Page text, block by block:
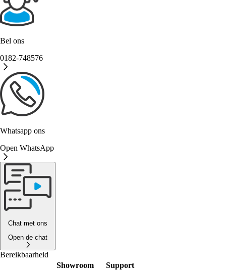
Bel ons
0182-748576
Whatsapp ons
Open WhatsApp
Chat met ons
Open de chat
Bereikbaarheid
Showroom
Support